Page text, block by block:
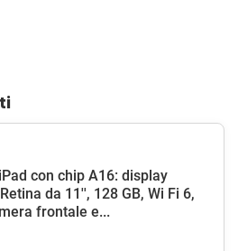
con chip A16: display
da 11'', 128 GB, Wi Fi 6,
frontale e...